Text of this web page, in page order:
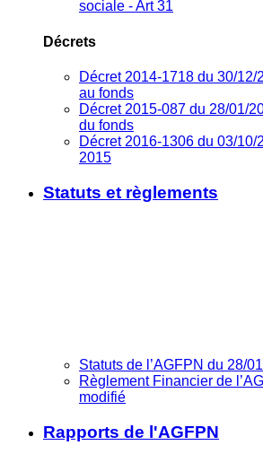
sociale - Art 31
Décrets
Décret 2014-1718 du 30/12/
au fonds
Décret 2015-087 du 28/01/
du fonds
Décret 2016-1306 du 03/10/
2015
Statuts et règlements
Statuts de l’AGFPN du 28/
Règlement Financier de
modifié
Rapports de l'AGFPN